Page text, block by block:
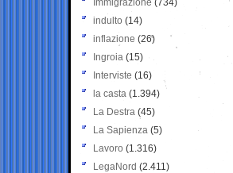
Immigrazione (734)
indulto (14)
inflazione (26)
Ingroia (15)
Interviste (16)
la casta (1.394)
La Destra (45)
La Sapienza (5)
Lavoro (1.316)
LegaNord (2.411)